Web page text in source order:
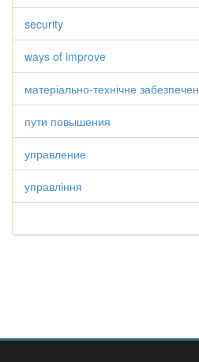
security
ways of improve
матеріально-технічне
пути повышения
управление
управління